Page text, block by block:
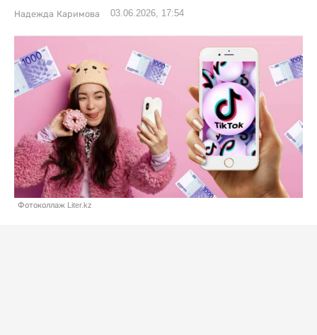
Надежда Каримова 03.06.2026, 17:54
Фотоколлаж Liter.kz